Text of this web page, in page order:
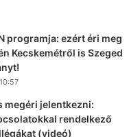
programja: ezért éri meg
Kecskemétről is Szeged
megéri jelentkezni:
rendelkező
(videó)